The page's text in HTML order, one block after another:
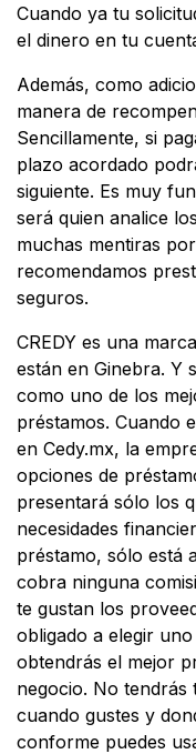
Cuando ya tu
el dinero en tu
Además, como
manera de
Sencillamente, si
plazo acordado
siguiente. Es muy
será quien analice
muchas mentiras
recomendamos
seguros.
CREDY es una
están en Ginebra. Y
como uno de los
préstamos. Cuando
en Cedy.mx, la
opciones de
presentará sólo los
necesidades
préstamo, sólo está
cobra ninguna
te gustan los
obligado a elegir
obtendrás el mejor
negocio. No tendrás
cuando gustes y
conforme puedes